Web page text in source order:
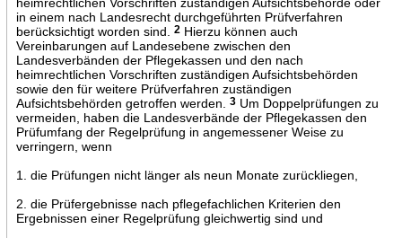
in einem nach Landesrecht durchgeführten Prüfverfahren
berücksichtigt worden sind.
2Hierzu können auch
Vereinbarungen auf Landesebene zwischen den
Landesverbänden der Pflegekassen und den nach
heimrechtlichen Vorschriften zuständigen Aufsichtsbehörden
sowie den für weitere Prüfverfahren zuständigen
Aufsichtsbehörden getroffen werden.
3Um Doppelprüfungen zu
vermeiden, haben die Landesverbände der Pflegekassen den
Prüfumfang der Regelprüfung in angemessener Weise zu
verringern, wenn
1. die Prüfungen nicht länger als neun Monate zurückliegen,
2. die Prüfergebnisse nach pflegefachlichen Kriterien den
Ergebnissen einer Regelprüfung gleichwertig sind und